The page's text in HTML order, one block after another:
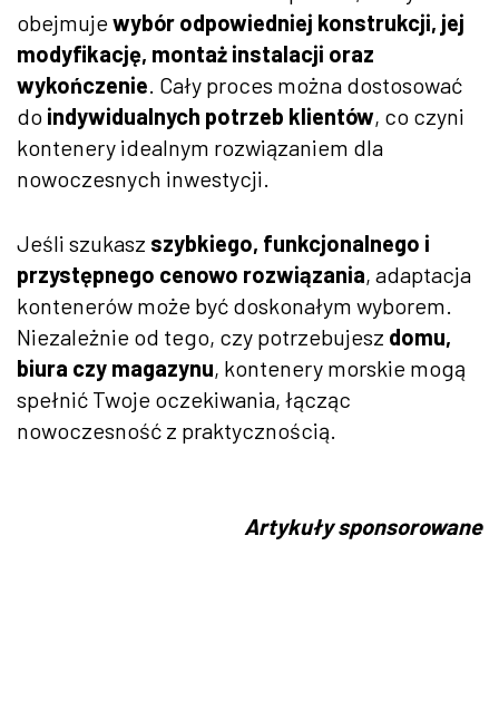
obejmujewybór odpowiedniej konstrukcji, jej
modyfikację, montaż instalacji oraz
wykończenie. Cały proces można dostosować
do indywidualnych potrzeb klientów, co czyni
kontenery idealnym rozwiązaniem dla
nowoczesnych inwestycji.
Jeśli szukasz szybkiego, funkcjonalnego i
przystępnego cenowo rozwiązania, adaptacja
kontenerów może być doskonałym wyborem.
Niezależnie od tego, czy potrzebujesz domu,
biura czy magazynu, kontenery morskie mogą
spełnić Twoje oczekiwania, łącząc
nowoczesność z praktycznością.
Artykuły sponsorowane